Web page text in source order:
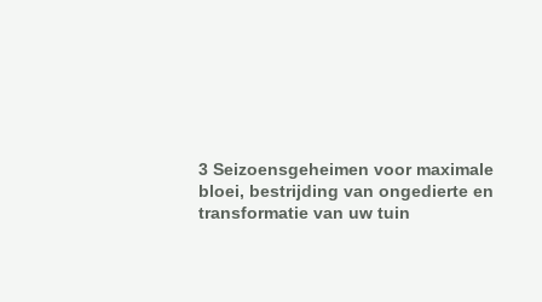
3 Seizoensgeheimen voor maximale
bloei, bestrijding van ongedierte en
transformatie van uw tuin